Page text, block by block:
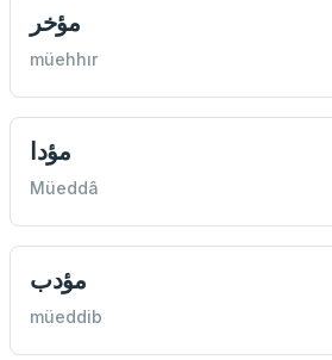
مؤخر
müehhır
مؤدا
Müeddâ
مؤدب
müeddib